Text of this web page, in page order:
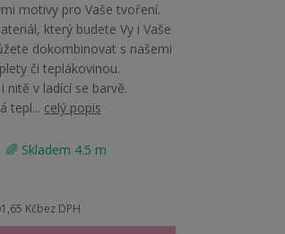
motivy pro Vaše tvoření.
který budete Vy i Vaše
dokombinovat s našemi
či teplákovinou.
v ladící se barvě.
tepl... celý popis
🌈 Skladem 4.5 m
Kčbez DPH